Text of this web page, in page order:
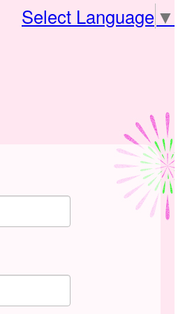
Select Language ▼